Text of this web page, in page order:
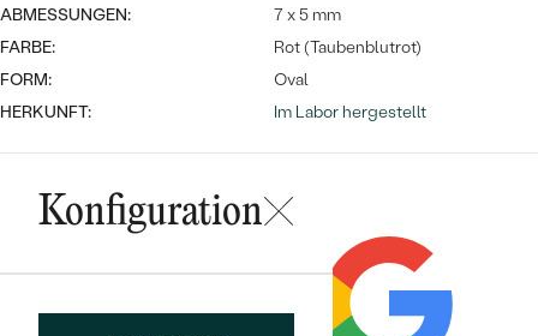
Wave Kollektion
ANSEHEN
ANSEHEN
ABMESSUNGEN:
7 x 5 mm
FARBE:
Rot (Taubenblutrot)
FORM:
Oval
HERKUNFT:
Im Labor hergestellt
Konfiguration